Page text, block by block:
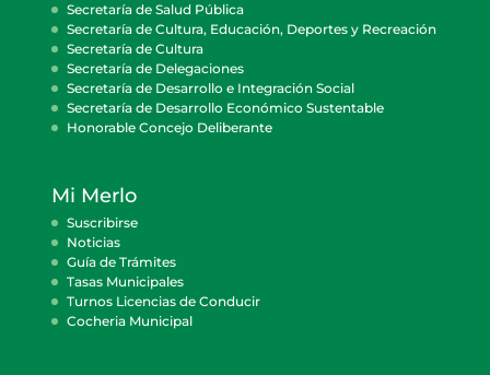
Secretaría de Salud Pública
Secretaría de Cultura, Educación, Deportes y Recreación
Secretaría de Cultura
Secretaría de Delegaciones
Secretaría de Desarrollo e Integración Social
Secretaría de Desarrollo Económico Sustentable
Honorable Concejo Deliberante
Mi Merlo
Suscribirse
Noticias
Guía de Trámites
Tasas Municipales
Turnos Licencias de Conducir
Cocheria Municipal